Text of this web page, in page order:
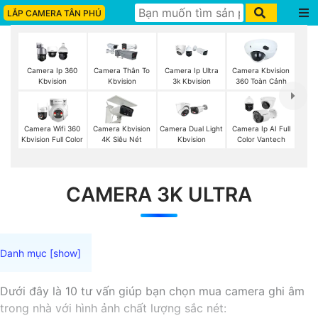
LẮP CAMERA TÂN PHÚ
Camera Ip 360
Kbvision
Camera Thân To
Kbvision
Camera Ip Ultra
3k Kbvision
Camera Kbvision
360 Toàn Cảnh
Camera Wifi 360
Kbvision Full Color
Camera Kbvision
4K Siêu Nét
Camera Dual Light
Kbvision
Camera Ip AI Full
Color Vantech
CAMERA 3K ULTRA
Dưới đây là 10 tư vấn giúp bạn chọn mua camera ghi âm
trong nhà với hình ảnh chất lượng sắc nét: